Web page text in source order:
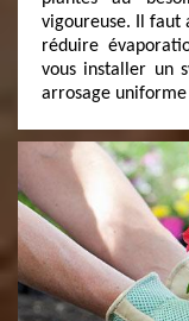
vigoureuse. Il faut
réduire
vous installer un
arrosage